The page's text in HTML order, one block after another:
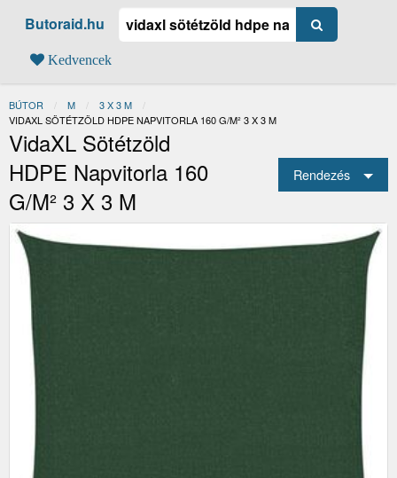
Butoraid.hu
Kedvencek
BÚTOR M
3 X 3 M
JELENLEGI:
VIDAXL SÖTÉTZÖLD HDPE NAPVITORLA 160 G/M² 3 X 3 M
VidaXL Sötétzöld
HDPE Napvitorla 160
G/m² 3 X 3 M
Rendezés